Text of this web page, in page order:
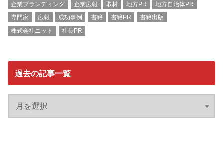
企業ブランディング
企業広報 取材 地方PR
地方自治体PR
専門家
広報 成功事例 書籍 書籍PR
書籍出版
株式会社ニット
社長PR
過去の記事一覧